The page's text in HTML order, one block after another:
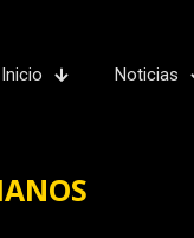
Inicio Noticias